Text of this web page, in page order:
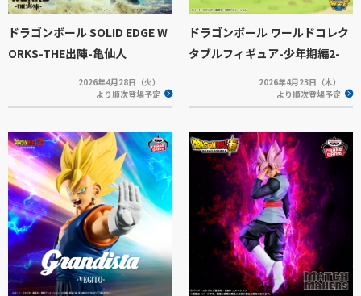
ドラゴンボール SOLID EDGE W
ORKS-THE出陣-亀仙人
2026年4月28日（火）
より順次登場予定
ドラゴンボール ワールドコレク
タブルフィギュア-少年期編2-
2026年4月23日（木）
より順次登場予定